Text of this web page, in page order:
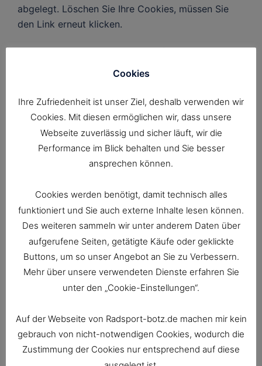
abgelegt. Löschen Sie Ihre Cookies, müssen Sie
den Link erneut klicken.
Verwendung von Facebook Plugins
Facebook verwendet, das von der Facebook Inc.,
1601 S. California Ave, Palo Alto, CA 94304, USA
(„Facebook“) betrieben wird. Die Plugins sind mit
einem Facebook-Logo oder dem Zusatz „Soziales
Plug-in von Facebook“ bzw. „Facebook Social
Facebook Plugins und deren Aussehen finden Sie
hier: http://developers.facebook.com/plugins
Wenn Sie eine Seite unseres Webauftritts aufrufen,
die ein solches Plugin enthält, stellt Ihr Browser
eine direkte Verbindung zu den Servern von
Facebook her. Der Inhalt des Plugins wird von
Facebook direkt an Ihren Browser übermittelt und
erhält Facebook die Information, dass Ihr Browser
die entsprechende Seite unseres Webauftritts
aufgerufen hat, auch wenn Sie kein Facebook-
Cookies
Ihre Zufriedenheit ist unser Ziel, deshalb verwenden wir
Cookies. Mit diesen ermöglichen wir, dass unsere
Webseite zuverlässig und sicher läuft, wir die
Performance im Blick behalten und Sie besser
ansprechen können.
Cookies werden benötigt, damit technisch alles
funktioniert und Sie auch externe Inhalte lesen können.
Des weiteren sammeln wir unter anderem Daten über
aufgerufene Seiten, getätigte Käufe oder geklickte
Buttons, um so unser Angebot an Sie zu Verbessern.
Mehr über unsere verwendeten Dienste erfahren Sie
unter den „Cookie-Einstellungen“.
Auf der Webseite von Radsport-botz.de machen mir kein
gebrauch von nicht-notwendigen Cookies, wodurch die
Zustimmung der Cookies nur entsprechend auf diese